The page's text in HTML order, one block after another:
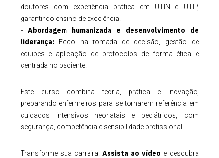
doutores com experiência prática em UTIN e UTIP,
garantindo ensino de excelência.
- Abordagem humanizada e desenvolvimento de
liderança:Foco na tomada de decisão, gestão de
equipes e aplicação de protocolos de forma ética e
centrada no paciente.
Este curso combina teoria, prática e inovação,
preparando enfermeiros para se tornarem referência em
cuidados intensivos neonatais e pediátricos, com
segurança, competência e sensibilidade profissional.
Transforme sua carreira!Assista ao vídeo e descubra